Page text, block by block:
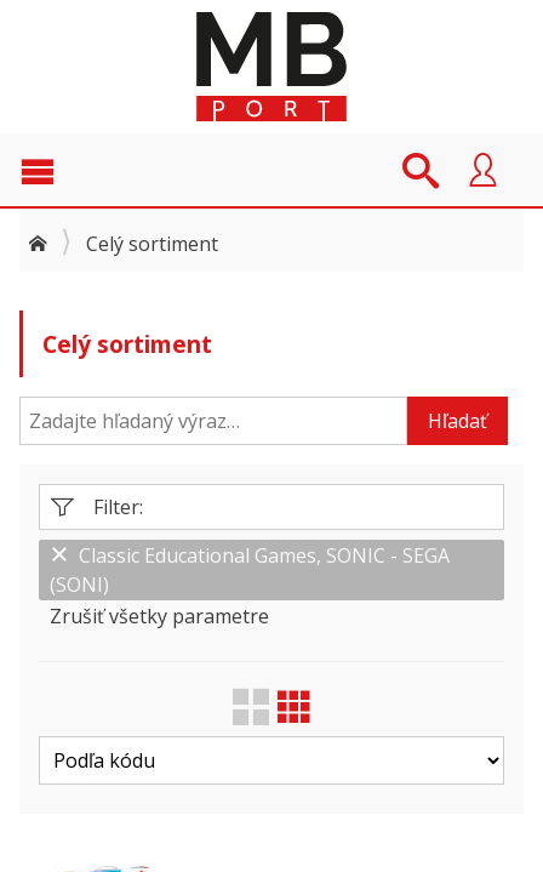
Celý sortiment
Celý sortiment
Hľadať
Filter:
Zobraziť len ...
Licencie
Classic Educational Games, SONIC - SEGA
(SONI)
Zrušiť všetky parametre